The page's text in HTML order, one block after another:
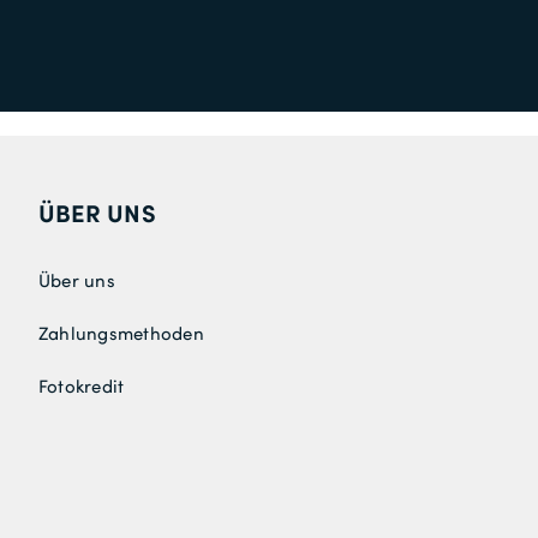
ÜBER UNS
Über uns
Zahlungsmethoden
Fotokredit